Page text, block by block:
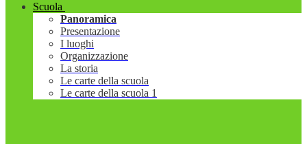
Scuola
Panoramica
Presentazione
I luoghi
Organizzazione
La storia
Le carte della scuola
Le carte della scuola 1